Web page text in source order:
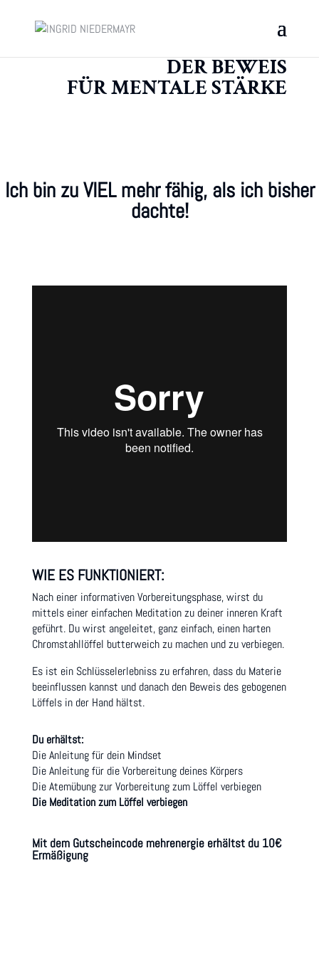
DER BEWEIS
FÜR MENTALE STÄRKE
Ich bin zu VIEL mehr fähig, als ich bisher
dachte!
WIE ES FUNKTIONIERT:
Nach einer informativen Vorbereitungsphase, wirst du
mittels einer einfachen Meditation zu deiner inneren Kraft
geführt. Du wirst angeleitet, ganz einfach, einen harten
Chromstahllöffel butterweich zu machen und zu verbiegen.
Es ist ein Schlüsselerlebniss zu erfahren, dass du Materie
beeinflussen kannst und danach den Beweis des gebogenen
Löffels in der Hand hältst.
Du erhältst:
Die Anleitung für dein Mindset
Die Anleitung für die Vorbereitung deines Körpers
Die Atemübung zur Vorbereitung zum Löffel verbiegen
Die Meditation zum Löffel verbiegen
Mit dem Gutscheincode mehrenergie erhältst du 10€
Ermäßigung